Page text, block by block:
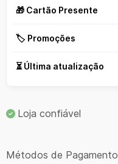
🎁 Cartão Presente
🏷️ Promoções
⏳ Última atualização
Loja confiável
Métodos de Pagamento